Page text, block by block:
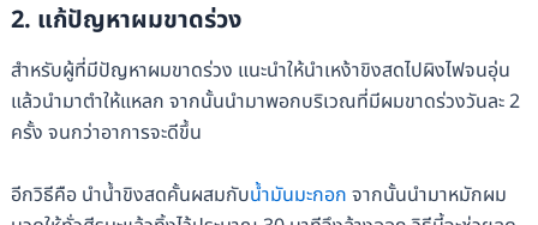
2. แก้ปัญหาผมขาดร่วง
สำหรับผู้ที่มีปัญหาผมขาดร่วง แนะนำให้นำเหง้าขิงสดไปผิงไฟจนอุ่น
แล้วนำมาตำให้แหลก จากนั้นนำมาพอกบริเวณที่มีผมขาดร่วงวันละ 2
ครั้ง จนกว่าอาการจะดีขึ้น
อีกวิธีคือ นำน้ำขิงสดคั้นผสมกับน้ำมันมะกอก จากนั้นนำมาหมักผม